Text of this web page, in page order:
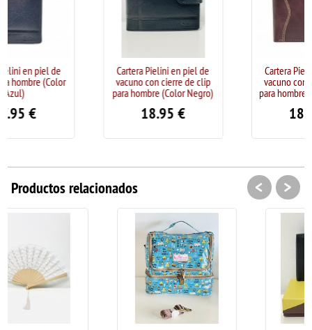
Cartera Pielini en piel de
vacuno con cierre de clip
para hombre (Color Negro)
Cartera Pielini en piel de
vacuno con cierre de clip
para hombre (Color Marrón)
Productos relacionados < >